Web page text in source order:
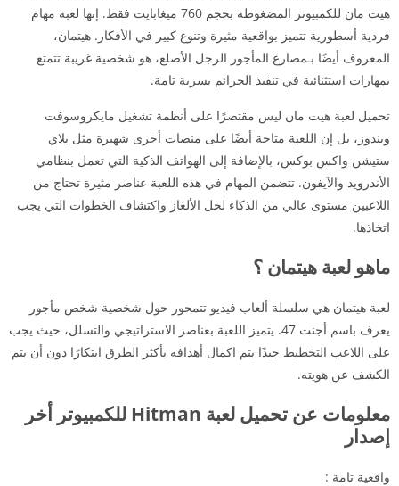
هيت مان للكمبيوتر المضغوطة بحجم 760 ميغابايت فقط. إنها لعبة مهام
فردية أسطورية تتميز بواقعية مثيرة وتنوع كبير في الأفكار. هيتمان،
المعروف أيضًا بـمصارع المأجور الرجل الأصلع، هو شخصية غريبة تتمتع
بمهارات استثنائية في تنفيذ الجرائم بسرية تامة.
تحميل لعبة هيت مان ليس مقتصرًا على أنظمة تشغيل مايكروسوفت
ويندوز، بل إن اللعبة متاحة أيضًا على منصات أخرى شهيرة مثل بلاي
ستيشن واكس بوكس، بالإضافة إلى الهواتف الذكية التي تعمل بنظامي
الأندرويد والآيفون. تتضمن المهام في هذه اللعبة عناصر مثيرة تحتاج من
اللاعبين مستوى عالي من الذكاء لحل الألغاز واكتشاف الخطوات التي يجب
اتخاذها.
ماهو لعبة هيتمان ؟
لعبة هيتمان هي سلسلة ألعاب فيديو تتمحور حول شخصية شخص مأجور
يعرف باسم أجنت 47. يتميز اللعبة بعناصر الاستراتيجي والتسلل، حيث يجب
على اللاعب التخطيط جيدًا يتم اكمال أهدافه بأكثر الطرق ابتكارًا دون أن يتم
الكشف عن هويته.
معلومات عن تحميل لعبة Hitman للكمبيوتر أخر
إصدار
واقعية تامة :